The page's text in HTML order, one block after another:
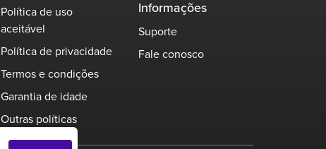
Política de uso
aceitável
Política de privacidade
Termos e condições
Garantia de idade
Outras políticas
Informações
Suporte
Fale conosco